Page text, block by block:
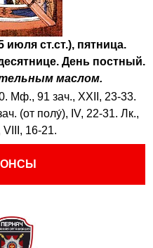
июля ст.ст.), пятница.
День постный.
маслом.
Мф., 91 зач., XXII, 23-33.
(от полу́), IV, 22-31. Лк.,
VIII, 16-21.